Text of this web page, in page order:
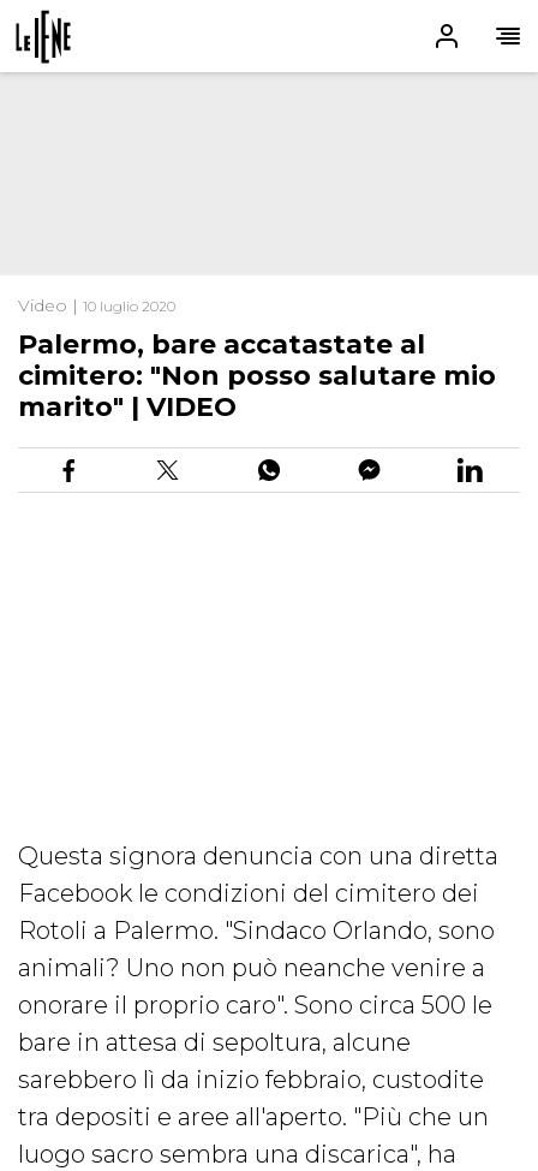
Video | 10 luglio 2020
Palermo, bare accatastate al
cimitero: "Non posso salutare mio
marito" | VIDEO
Questa signora denuncia con una diretta
Facebook le condizioni del cimitero dei
Rotoli a Palermo. "Sindaco Orlando, sono
animali? Uno non può neanche venire a
onorare il proprio caro". Sono circa 500 le
bare in attesa di sepoltura, alcune
sarebbero lì da inizio febbraio, custodite
tra depositi e aree all'aperto. "Più che un
luogo sacro sembra una discarica", ha